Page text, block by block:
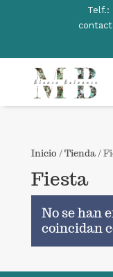
Telf.:
Inicio /Tienda/
Fiesta
No se han
coincidan